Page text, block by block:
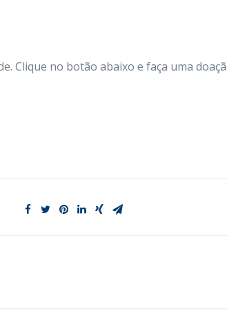
Clique no botão abaixo e faça uma